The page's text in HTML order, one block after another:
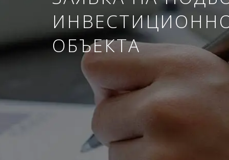
ОБЪЕКТА